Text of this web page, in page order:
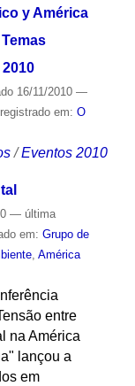
y América
16/11/2010 —
em: O
/Eventos 2010
— última
em: Grupo de
, América
entre
na América
lançou a
em